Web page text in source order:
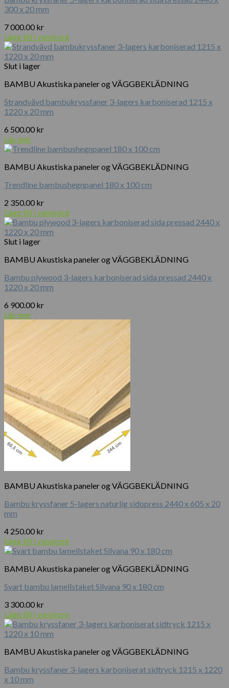
300 x 20 mm
7 000.00 kr
Lägg till i varukorg
Slut i lager
BAMBU Akustiska paneler og VÄGGBEKLÄDNING
Strandvävd bambukryssfaner 3-lagers karboniserad 1215 x
1220 x 20 mm
6 500.00 kr
Läs mer
BAMBU Akustiska paneler og VÄGGBEKLÄDNING
Trendline bambushegnpanel 180 x 100 cm
2 350.00 kr
Lägg till i varukorg
Slut i lager
BAMBU Akustiska paneler og VÄGGBEKLÄDNING
Bambu plywood 3-lagers karboniserad sida pressad 2440 x
1220 x 20 mm
6 900.00 kr
Läs mer
BAMBU Akustiska paneler og VÄGGBEKLÄDNING
Bambu kryssfaner 5-lagers naturlig sidopress 2440 x 605 x 20
mm
4 250.00 kr
Lägg till i varukorg
BAMBU Akustiska paneler og VÄGGBEKLÄDNING
Svart bambu lamellstaket Silvana 90 x 180 cm
3 300.00 kr
Lägg till i varukorg
BAMBU Akustiska paneler og VÄGGBEKLÄDNING
Bambu kryssfaner 3-lagers karboniserat sidtryck 1215 x 1220
x 10 mm